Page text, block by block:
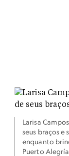
Larisa
seus braços e
enquanto
Puerto